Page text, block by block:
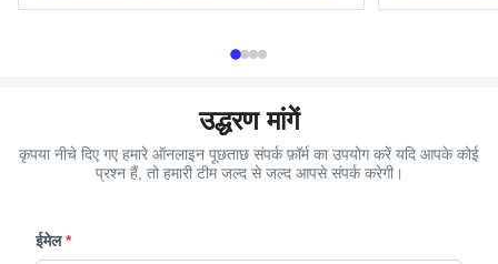
confirmed Payment Term TT, L/C MOQ 100sets
Metal Color
उद्धरण मांगें
कृपया नीचे दिए गए हमारे ऑनलाइन पूछताछ संपर्क फ़ॉर्म का उपयोग करें यदि आपके कोई
प्रश्न हैं, तो हमारी टीम जल्द से जल्द आपसे संपर्क करेगी।
ईमेल *